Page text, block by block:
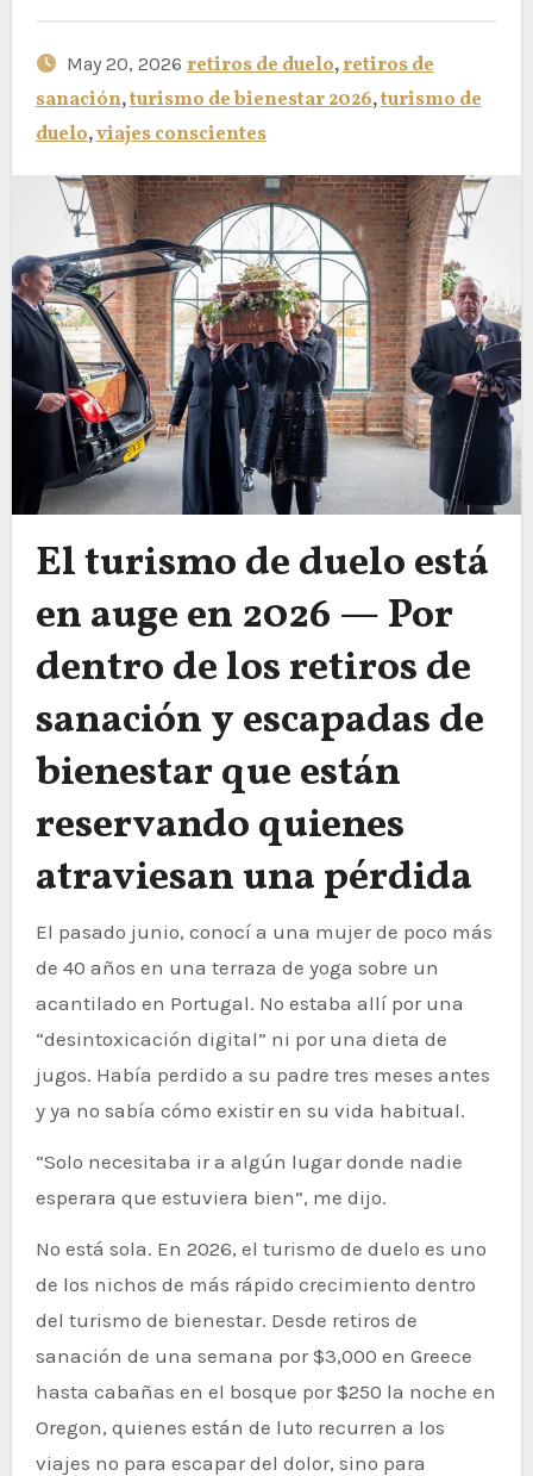
May 20, 2026 retiros de duelo,retiros de
sanación,turismo de bienestar 2026,turismo de
duelo,viajes conscientes
El turismo de duelo está
en auge en 2026 — Por
dentro de los retiros de
sanación y escapadas de
bienestar que están
reservando quienes
atraviesan una pérdida
El pasado junio, conocí a una mujer de poco más
de 40 años en una terraza de yoga sobre un
acantilado en Portugal. No estaba allí por una
“desintoxicación digital” ni por una dieta de
jugos. Había perdido a su padre tres meses antes
y ya no sabía cómo existir en su vida habitual.
“Solo necesitaba ir a algún lugar donde nadie
esperara que estuviera bien”, me dijo.
No está sola. En 2026, el turismo de duelo es uno
de los nichos de más rápido crecimiento dentro
del turismo de bienestar. Desde retiros de
sanación de una semana por $3,000 en Greece
hasta cabañas en el bosque por $250 la noche en
Oregon, quienes están de luto recurren a los
viajes no para escapar del dolor, sino para